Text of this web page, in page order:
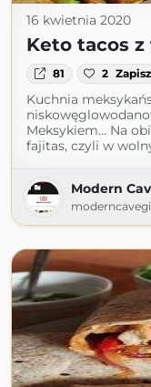
16 kwietnia 2020
Keto tacos z
81 2 Zapisz
Kuchnia
Meksykiem… Na
fajitas, czyli w
Modern